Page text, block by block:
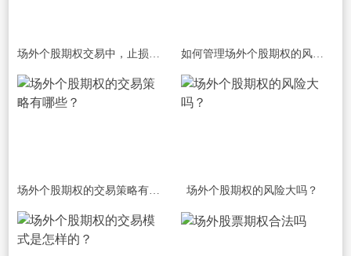
场外个股期权交易中，止损止盈的设置技 如何管理场外个股期权的风险？
场外个股期权的交易策略有哪些？ 场外个股期权的风险大吗？